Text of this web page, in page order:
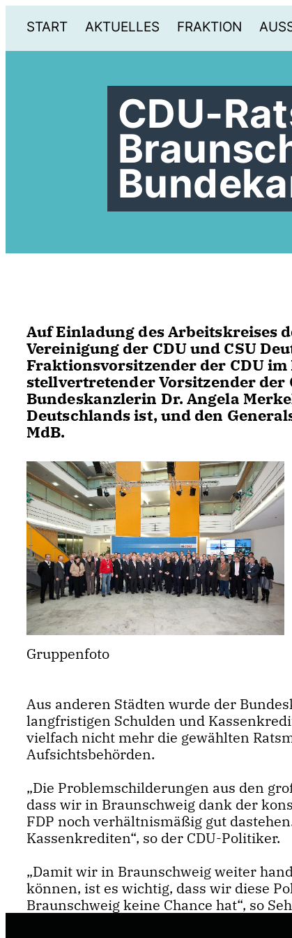
START AKTUELLES FRAKTION
CDU-
Auf Einladung des Arbeitskreises
Vereinigung der CDU und CSU
Fraktionsvorsitzender der CDU
stellvertretender Vorsitzender
Bundeskanzlerin Dr. Angela
Deutschlands ist, und den
MdB.
Gruppenfoto
Aus anderen Städten wurde der
langfristigen Schulden und
vielfach nicht mehr die gewählten
Aufsichtsbehörden.
Die Problemschilderungen aus den
dass wir in Braunschweig dank der
FDP noch verhältnismäßig gut
Kassenkrediten“, so der CDU-Politiker.
Damit wir in Braunschweig weiter
können, ist es wichtig, dass wir diese
Braunschweig keine Chance hat“, so